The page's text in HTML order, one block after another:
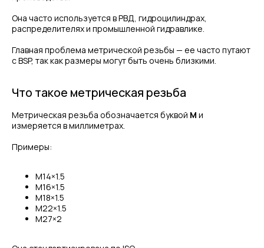
Она часто используется в РВД, гидроцилиндрах,
распределителях и промышленной гидравлике.
Главная проблема метрической резьбы — ее часто путают
с BSP, так как размеры могут быть очень близкими.
Что такое метрическая резьба
Метрическая резьба обозначается буквой M и
измеряется в миллиметрах.
Примеры:
M14×1.5
M16×1.5
M18×1.5
M22×1.5
M27×2